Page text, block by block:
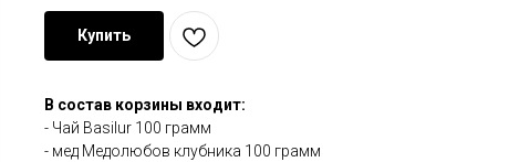
Купить
В состав корзины входит:
- Чай Basilur 100 грамм
- мед Медолюбов клубника 100 грамм